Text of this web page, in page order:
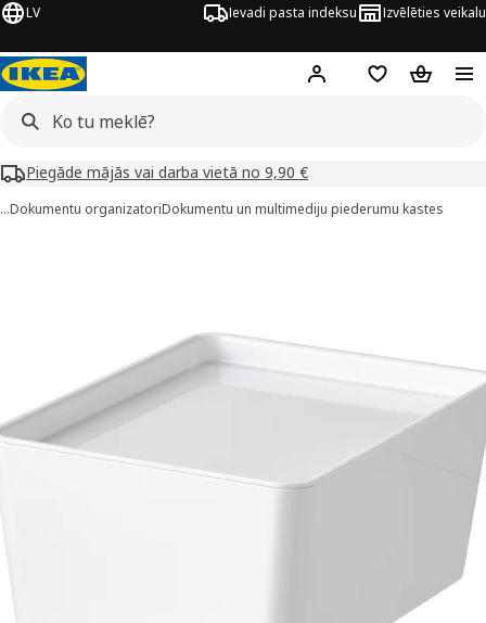
LV Ievadi pasta indeksu Izvēlēties veikalu
Hej! Pierakstīties
PirkumuPirkumu
Piegāde mājās vai darba vietā no 9,90 €
…Dokumentu organizatoriDokumentu un multimediju piederumu kastes